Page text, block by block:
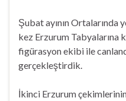
Şubat ayının Ortalarında
kez Erzurum
figürasyon ekibi ile
gerçekleştirdik.
İkinci Erzurum